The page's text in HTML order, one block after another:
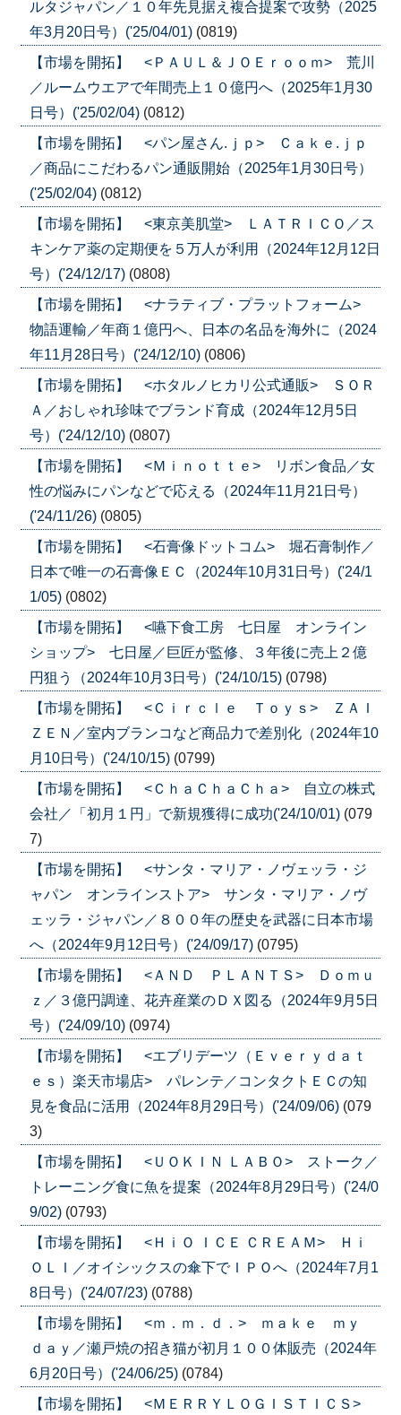
ルタジャパン／１０年先見据え複合提案で攻勢（2025
年3月20日号）('25/04/01) (0819)
【市場を開拓】 <ＰＡＵＬ＆ＪＯＥｒｏｏｍ> 荒川
／ルームウエアで年間売上１０億円へ（2025年1月30
日号）('25/02/04) (0812)
【市場を開拓】 <パン屋さん.ｊｐ> Ｃａｋｅ.ｊｐ
／商品にこだわるパン通販開始（2025年1月30日号）
('25/02/04) (0812)
【市場を開拓】 <東京美肌堂> ＬＡＴＲＩＣＯ／ス
キンケア薬の定期便を５万人が利用（2024年12月12日
号）('24/12/17) (0808)
【市場を開拓】 <ナラティブ・プラットフォーム>
物語運輸／年商１億円へ、日本の名品を海外に（2024
年11月28日号）('24/12/10) (0806)
【市場を開拓】 <ホタルノヒカリ公式通販> ＳＯＲ
Ａ／おしゃれ珍味でブランド育成（2024年12月5日
号）('24/12/10) (0807)
【市場を開拓】 <Ｍｉｎｏｔｔｅ> リボン食品／女
性の悩みにパンなどで応える（2024年11月21日号）
('24/11/26) (0805)
【市場を開拓】 <石膏像ドットコム> 堀石膏制作／
日本で唯一の石膏像ＥＣ（2024年10月31日号）('24/1
1/05) (0802)
【市場を開拓】 <嚥下食工房 七日屋 オンライン
ショップ> 七日屋／巨匠が監修、３年後に売上２億
円狙う（2024年10月3日号）('24/10/15) (0798)
【市場を開拓】 <Ｃｉｒｃｌｅ Ｔｏｙｓ> ＺＡＩ
ＺＥＮ／室内ブランコなど商品力で差別化（2024年10
月10日号）('24/10/15) (0799)
【市場を開拓】 <ＣｈａＣｈａＣｈａ> 自立の株式
会社／「初月１円」で新規獲得に成功('24/10/01) (079
7)
【市場を開拓】 <サンタ・マリア・ノヴェッラ・ジ
ャパン オンラインストア> サンタ・マリア・ノヴ
ェッラ・ジャパン／８００年の歴史を武器に日本市場
へ（2024年9月12日号）('24/09/17) (0795)
【市場を開拓】 <ＡＮＤ ＰＬＡＮＴＳ> Ｄｏｍｕ
ｚ／３億円調達、花卉産業のＤＸ図る（2024年9月5日
号）('24/09/10) (0974)
【市場を開拓】 <エブリデーツ（Ｅｖｅｒｙｄａｔ
ｅｓ）楽天市場店> パレンテ／コンタクトＥＣの知
見を食品に活用（2024年8月29日号）('24/09/06) (079
3)
【市場を開拓】 <ＵＯＫＩＮ ＬＡＢＯ> ストーク／
トレーニング食に魚を提案（2024年8月29日号）('24/0
9/02) (0793)
【市場を開拓】 <ＨｉＯ ＩＣＥ ＣＲＥＡＭ> Ｈｉ
ＯＬＩ／オイシックスの傘下でＩＰＯへ（2024年7月1
8日号）('24/07/23) (0788)
【市場を開拓】 <ｍ．ｍ．ｄ．> ｍａｋｅ ｍｙ
ｄａｙ／瀬戸焼の招き猫が初月１００体販売（2024年
6月20日号）('24/06/25) (0784)
【市場を開拓】 <ＭＥＲＲＹＬＯＧＩＳＴＩＣＳ>